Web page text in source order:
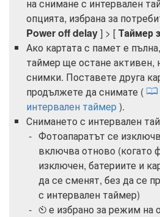
на снимане с интервален
опцията, избрана за
Power off delay] > [ Таймер
Ако картата с памет е
таймер ще остане активен,
снимки. Поставете друга
продължете да снимате (
интервален таймер ).
Снимането с интервален
Фотоапаратът се
включва отново (когато
изключен, батериите и
да се сменят, без да се
с интервален таймер)
E е избрано за режим на